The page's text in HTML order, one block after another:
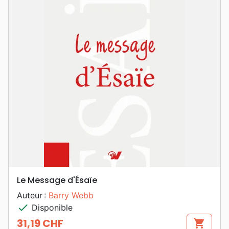
Le Message d'Ésaïe
Auteur : Barry Webb
check Disponible
31,19 CHF shopping_cart